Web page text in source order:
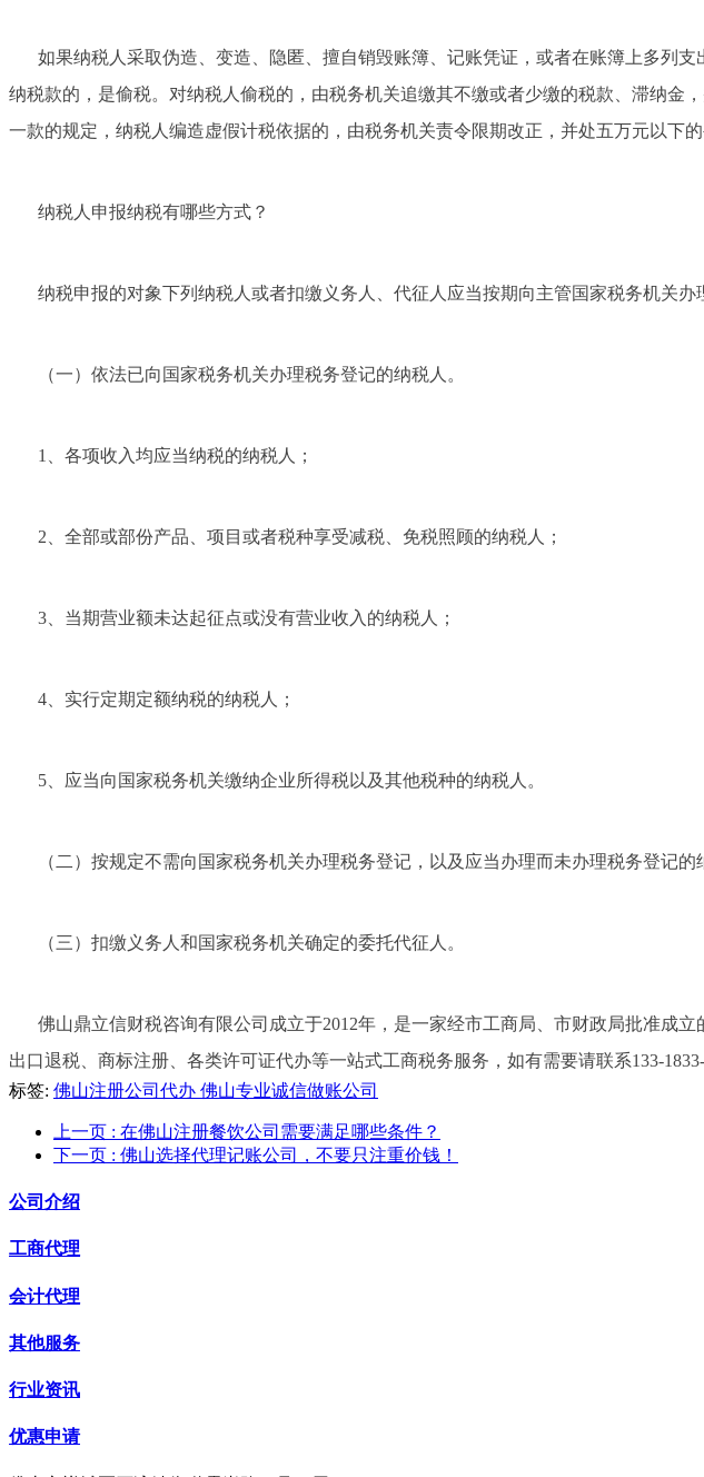
如果纳税人采取伪造、变造、隐匿、擅自销毁账簿、记账凭证，或者在账簿上多列
纳税款的，是偷税。对纳税人偷税的，由税务机关追缴其不缴或者少缴的税款、滞纳
一款的规定，纳税人编造虚假计税依据的，由税务机关责令限期改正，并处五万元以下的
纳税人申报纳税有哪些方式？
纳税申报的对象下列纳税人或者扣缴义务人、代征人应当按期向主管国家税务机关
（一）依法已向国家税务机关办理税务登记的纳税人。
1、各项收入均应当纳税的纳税人；
2、全部或部份产品、项目或者税种享受减税、免税照顾的纳税人；
3、当期营业额未达起征点或没有营业收入的纳税人；
4、实行定期定额纳税的纳税人；
5、应当向国家税务机关缴纳企业所得税以及其他税种的纳税人。
（二）按规定不需向国家税务机关办理税务登记，以及应当办理而未办理税务登记的
（三）扣缴义务人和国家税务机关确定的委托代征人。
佛山鼎立信财税咨询有限公司成立于2012年，是一家经市工商局、市财政局批准成
出口退税、商标注册、各类许可证代办等一站式工商税务服务，如有需要请联系133-1833-
标签: 佛山注册公司代办 佛山专业诚信做账公司
上一页 : 在佛山注册餐饮公司需要满足哪些条件？
下一页 : 佛山选择代理记账公司，不要只注重价钱！
公司介绍
工商代理
会计代理
其他服务
行业资讯
优惠申请